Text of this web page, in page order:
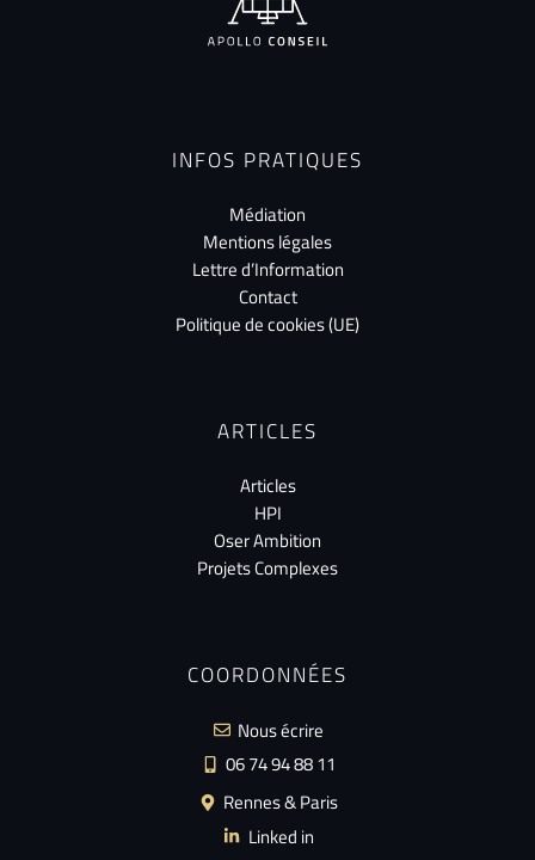
INFOS PRATIQUES
Médiation
Mentions légales
Lettre d’Information
Contact
Politique de cookies (UE)
ARTICLES
Articles
HPI
Oser Ambition
Projets Complexes
COORDONNÉES
Nous écrire
06 74 94 88 11
Rennes & Paris
Linked in